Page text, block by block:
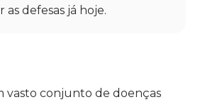
as defesas já hoje.
vasto conjunto de doenças